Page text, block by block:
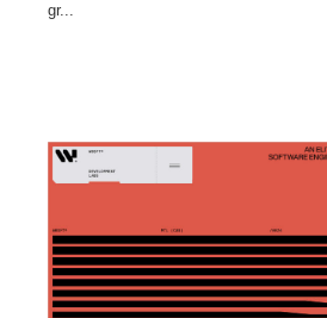
gr...